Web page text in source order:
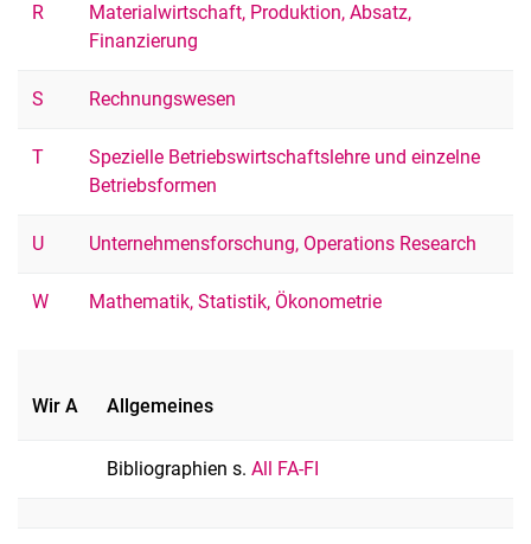
R
Materialwirtschaft, Produktion, Absatz,
Finanzierung
S Rechnungswesen
T
Spezielle Betriebswirtschaftslehre und einzelne
Betriebsformen
U Unternehmensforschung, Operations Research
W Mathematik, Statistik, Ökonometrie
Wir A Allgemeines
Bibliographien s. All FA-FI